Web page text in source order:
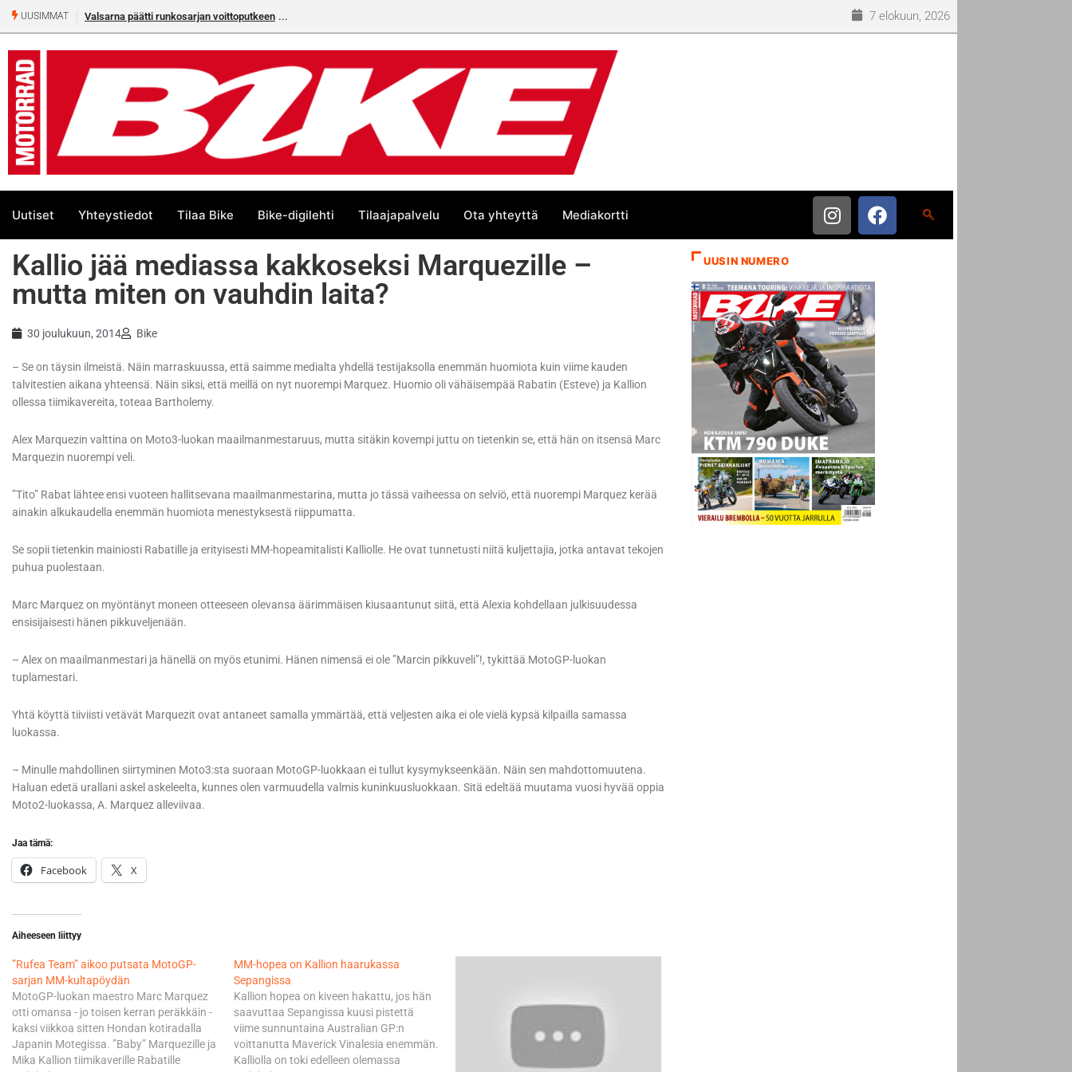
UUSIMMAT Valsarna päätti runkosarjan voittoputkeen 7 elokuun, 2026
Uutiset Yhteystiedot Tilaa Bike Bike-digilehti Tilaajapalvelu Ota yhteyttä Mediakortti
Kallio jää mediassa kakkoseksi Marquezille –
mutta miten on vauhdin laita?
30 joulukuun, 2014 Bike
– Se on täysin ilmeistä. Näin marraskuussa, että saimme medialta yhdellä testijaksolla enemmän huomiota kuin viime kauden
talvitestien aikana yhteensä. Näin siksi, että meillä on nyt nuorempi Marquez. Huomio oli vähäisempää Rabatin (Esteve) ja Kallion
ollessa tiimikavereita, toteaa Bartholemy.
Alex Marquezin valttina on Moto3-luokan maailmanmestaruus, mutta sitäkin kovempi juttu on tietenkin se, että hän on itsensä Marc
Marquezin nuorempi veli.
”Tito” Rabat lähtee ensi vuoteen hallitsevana maailmanmestarina, mutta jo tässä vaiheessa on selviö, että nuorempi Marquez kerää
ainakin alkukaudella enemmän huomiota menestyksestä riippumatta.
Se sopii tietenkin mainiosti Rabatille ja erityisesti MM-hopeamitalisti Kalliolle. He ovat tunnetusti niitä kuljettajia, jotka antavat tekojen
puhua puolestaan.
Marc Marquez on myöntänyt moneen otteeseen olevansa äärimmäisen kiusaantunut siitä, että Alexia kohdellaan julkisuudessa
ensisijaisesti hänen pikkuveljenään.
– Alex on maailmanmestari ja hänellä on myös etunimi. Hänen nimensä ei ole ”Marcin pikkuveli”!, tykittää MotoGP-luokan
tuplamestari.
Yhtä köyttä tiiviisti vetävät Marquezit ovat antaneet samalla ymmärtää, että veljesten aika ei ole vielä kypsä kilpailla samassa
luokassa.
– Minulle mahdollinen siirtyminen Moto3:sta suoraan MotoGP-luokkaan ei tullut kysymykseenkään. Näin sen mahdottomuutena.
Haluan edetä urallani askel askeleelta, kunnes olen varmuudella valmis kuninkuusluokkaan. Sitä edeltää muutama vuosi hyvää oppia
Moto2-luokassa, A. Marquez alleviivaa.
Jaa tämä:
Facebook X
Aiheeseen liittyy
”Rufea Team” aikoo putsata MotoGP-
sarjan MM-kultapöydän
MotoGP-luokan maestro Marc Marquez
otti omansa - jo toisen kerran peräkkäin -
kaksi viikkoa sitten Hondan kotiradalla
Japanin Motegissa. ”Baby” Marquezille ja
Mika Kallion tiimikaverille Rabatille
MM-hopea on Kallion haarukassa
Sepangissa
Kallion hopea on kiveen hakattu, jos hän
saavuttaa Sepangissa kuusi pistettä
viime sunnuntaina Australian GP:n
voittanutta Maverick Vinalesia enemmän.
Kalliolla on toki edelleen olemassa
UUSIN NUMERO